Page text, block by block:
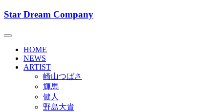
Skip
Star Dream Company
HOME
NEWS
ARTIST
崎山つばさ
輝馬
健人
野島大貴